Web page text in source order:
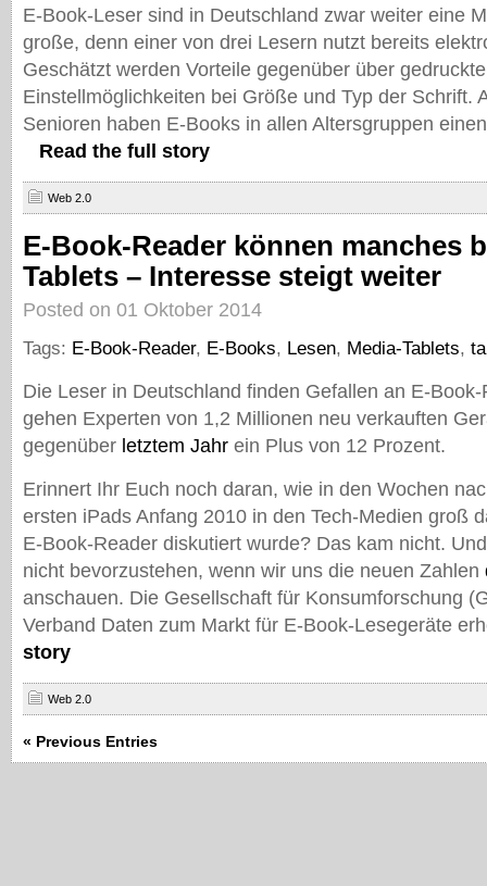
E-Book-Leser sind in Deutschland zwar weiter eine
große, denn einer von drei Lesern nutzt bereits
Geschätzt werden Vorteile gegenüber über
Einstellmöglichkeiten bei Größe und Typ der Schrift.
Senioren haben E-Books in allen Altersgruppen
Read the full story
Web 2.0
E-Book-Reader können manches
Tablets – Interesse steigt weiter
Posted on 01 Oktober 2014
Tags: E-Book-Reader, E-Books, Lesen, Media-Tablets,
Die Leser in Deutschland finden Gefallen an E-
gehen Experten von 1,2 Millionen neu verkauften
gegenüber letztem Jahr ein Plus von 12 Prozent.
Erinnert Ihr Euch noch daran, wie in den Wochen
ersten iPads Anfang 2010 in den Tech-Medien groß
E-Book-Reader diskutiert wurde? Das kam nicht.
nicht bevorzustehen, wenn wir uns die neuen Zahlen
anschauen. Die Gesellschaft für Konsumforschung
Verband Daten zum Markt für E-Book-Lesegeräte
story
Web 2.0
« Previous Entries